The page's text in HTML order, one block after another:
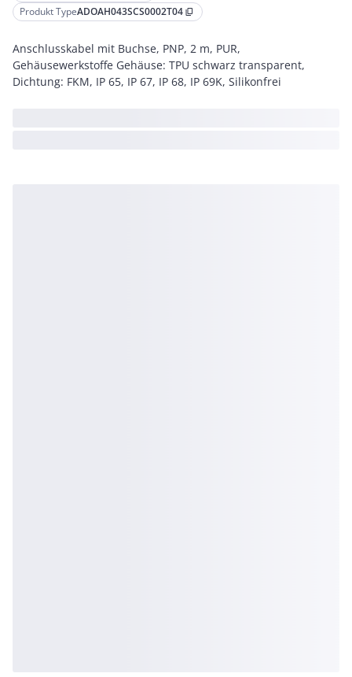
Produkt TypeADOAH043SCS0002T04 content_copy
Anschlusskabel mit Buchse, PNP, 2 m, PUR,
Gehäusewerkstoffe Gehäuse: TPU schwarz transparent,
Dichtung: FKM, IP 65, IP 67, IP 68, IP 69K, Silikonfrei